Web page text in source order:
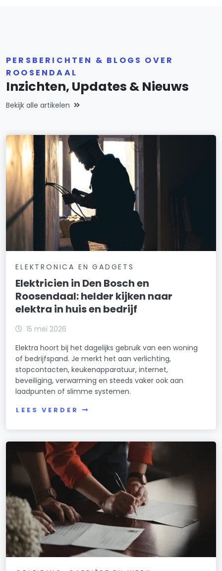
PERSBERICHTEN & BLOGS OVER
ROOSENDAAL
Inzichten, Updates & Nieuws
Bekijk alle artikelen
ELEKTRONICA EN GADGETS
Elektricien in Den Bosch en
Roosendaal: helder kijken naar
elektra in huis en bedrijf
15 mei 2026
Elektra hoort bij het dagelijks gebruik van een woning
of bedrijfspand. Je merkt het aan verlichting,
stopcontacten, keukenapparatuur, internet,
beveiliging, verwarming en steeds vaker ook aan
laadpunten of slimme systemen.
LEES VERDER